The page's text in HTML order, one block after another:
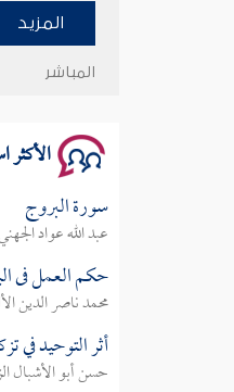
وأمنهم من
سلسلة
المزيد
المباشر
الأكثر
سورة البروج
عبد الله عواد
حكم العمل فى
محمد ناصر الدين
أثر التوحيد في
حسن أبو الأشبال